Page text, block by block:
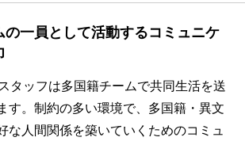
の一員として活動するコミュニケ
タッフは多国籍チームで共同生活を送
す。制約の多い環境で、多国籍・異文
な人間関係を築いていくためのコミュ